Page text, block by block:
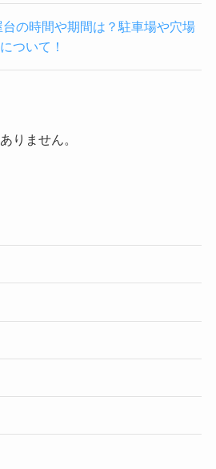
の時間や期間は？駐車場や穴場
ついて！
りません。